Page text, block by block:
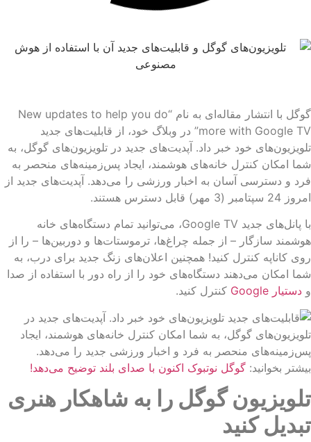
گوگل با انتشار مقاله‌ای به نام “New updates to help you do
more with Google TV” در وبلاگ خود، از قابلیت‌های جدید
خود خبر داد. آپدیت‌های جدید در تلویزیون‌های گوگل، به
امکان کنترل خانه‌های هوشمند، ایجاد پس‌زمینه‌های منحصر به
و دسترسی آسان به اخبار ورزشی را می‌دهد. آپدیت‌های جدید از
(3 مهر) قابل دسترس هستند.
با پانل‌های جدید Google TV، می‌توانید تمام دستگاه‌های خانه
سازگار – از جمله چراغ‌ها، ترموستات‌ها و دوربین‌ها – را از
کاناپه کنترل کنید! همچنین اعلان‌های زنگ جدید برای درب، به
امکان می‌دهند دستگاه‌های خود را از راه دور با استفاده از صدا
دستیار Google کنترل کنید.
بخوانید:گوگل نوتبوک اکنون با صدای بلند توضیح می‌دهد!
گوگل را به شاهکار هنری
کنید